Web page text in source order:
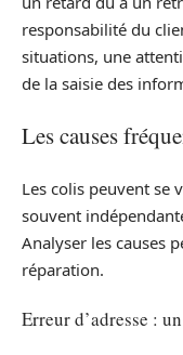
responsabilité du
situations, une
de la saisie des
Les causes
Les colis peuvent se
souvent
Analyser les causes
réparation.
Erreur d’adresse :